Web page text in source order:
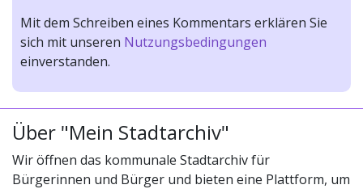
Mit dem Schreiben eines Kommentars erklären Sie
sich mit unseren Nutzungsbedingungen
einverstanden.
Über "Mein Stadtarchiv"
Wir öffnen das kommunale Stadtarchiv für
Bürgerinnen und Bürger und bieten eine Plattform, um